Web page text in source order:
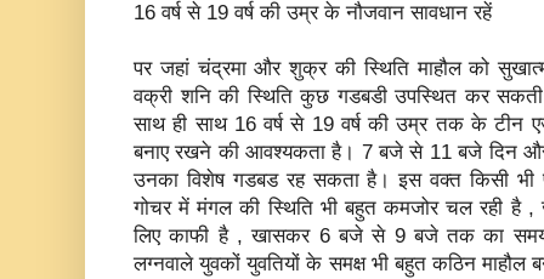
16 वर्ष से 19 वर्ष की उम्र के नौजवान सावधान रहें
पर जहां चंद्रमा और शुक्र की स्थिति माहौल को
वक्री शनि की स्थिति कुछ गडबडी उपस्थित कर
साथ ही साथ 16 वर्ष से 19 वर्ष की उम्र तक के टीन
बनाए रखने की आवश्‍यकता है। 7 बजे से 11 बजे दिन
उनका विशेष गडबड रह सकता है। इस वक्‍त किसी भी
गोचर में मंगल की स्थिति भी बहुत कमजोर चल रही है ,
लिए काफी है , खासकर 6 बजे से 9 बजे तक का
लग्‍नवाले युवकों युवतियों के समक्ष भी बहुत कठिन माहौल